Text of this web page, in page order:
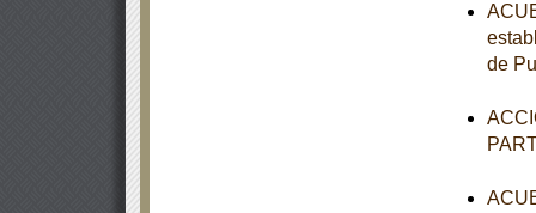
de